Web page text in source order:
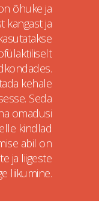
õhuke ja
kangast ja
kehale
Seda
omadusi
kindlad
abil on
ja liigeste
liikumine.